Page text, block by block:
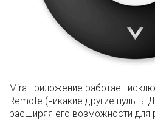
Mira приложение работает
Remote (никакие другие пульты
расширяя его возможности